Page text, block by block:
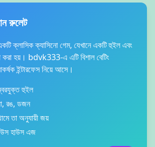
রুলেট
ক্লাসিক ক্যাসিনো গেম, যেখানে একটি হুইল এবং
করা হয়। bdvk333-এ এটি বিশাল বেটিং
ইন্টারফেস নিয়ে আসে।
হুইল
রঙ, ডজন
তা অনুযায়ী জয়
হাউস এজ